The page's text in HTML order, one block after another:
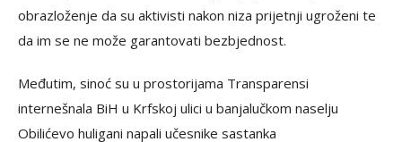
obrazloženje da su aktivisti nakon niza prijetnji ugroženi te
da im se ne može garantovati bezbjednost.
Međutim, sinoć su u prostorijama Transparensi
internešnala BiH u Krfskoj ulici u banjalučkom naselju
Obilićevo huligani napali učesnike sastanka